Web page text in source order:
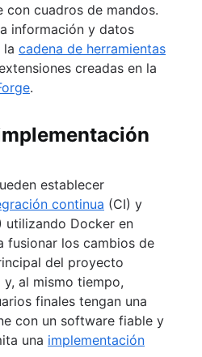
cuadros de mandos.
información y datos
la cadena de herramientas
creadas en la
.
establecer
continua (CI) y
utilizando Docker en
fusionar los cambios de
del proyecto
al mismo tiempo,
finales tengan una
con un software fiable y
una implementación